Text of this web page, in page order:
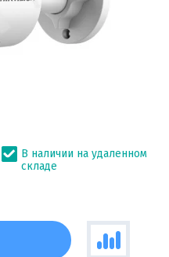
В наличии на удаленном
складе